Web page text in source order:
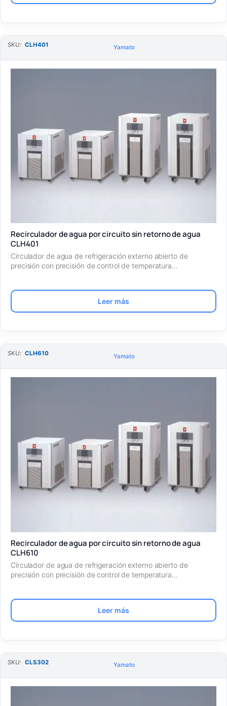
SKU: CLH401 Yamato
Recirculador de agua por circuito sin retorno de agua
CLH401
Circulador de agua de refrigeración externo abierto de
precisión con precisión de control de temperatura…
Leer más
SKU: CLH610 Yamato
Recirculador de agua por circuito sin retorno de agua
CLH610
Circulador de agua de refrigeración externo abierto de
precisión con precisión de control de temperatura…
Leer más
SKU: CLS302 Yamato